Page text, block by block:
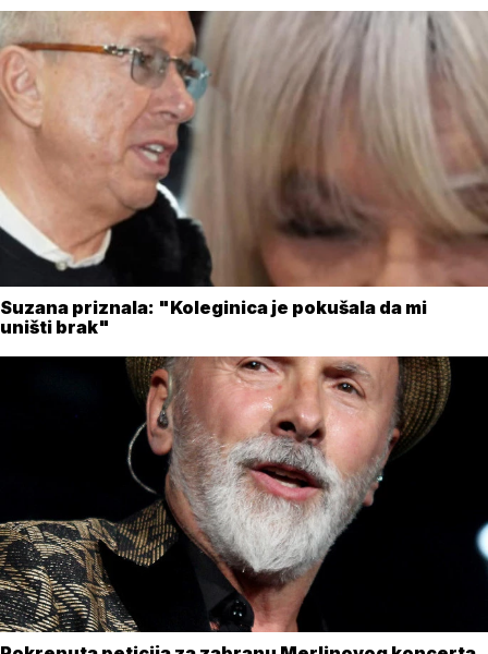
Suzana priznala: "Koleginica je pokušala da mi
uništi brak"